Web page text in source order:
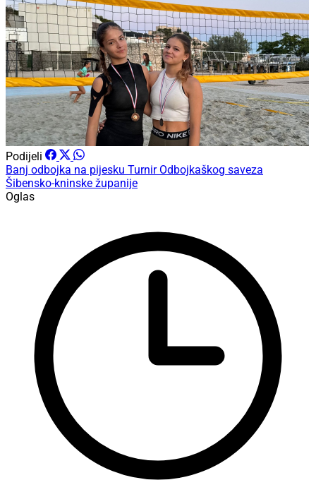
Podijeli
Banj odbojka na pijesku Turnir Odbojkaškog saveza
Šibensko-kninske županije
Oglas